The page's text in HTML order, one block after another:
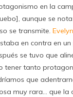
en la
aunque se
se transmite.
en contra en
se tuvo que
tener tanto
que
muy rara… que la